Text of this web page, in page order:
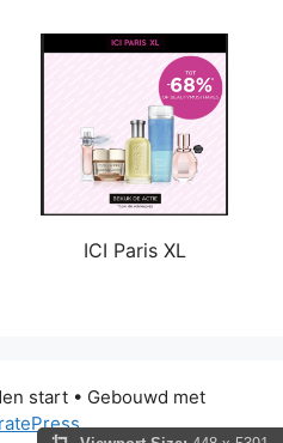
ICI Paris XL
start • Gebouwd met